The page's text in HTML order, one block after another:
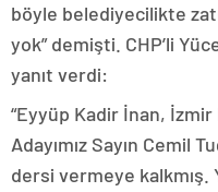
böyle belediyecilikte
yok” demişti. CHP’li
yanıt verdi:
“Eyyüp Kadir İnan,
Adayımız Sayın Cemil
dersi vermeye